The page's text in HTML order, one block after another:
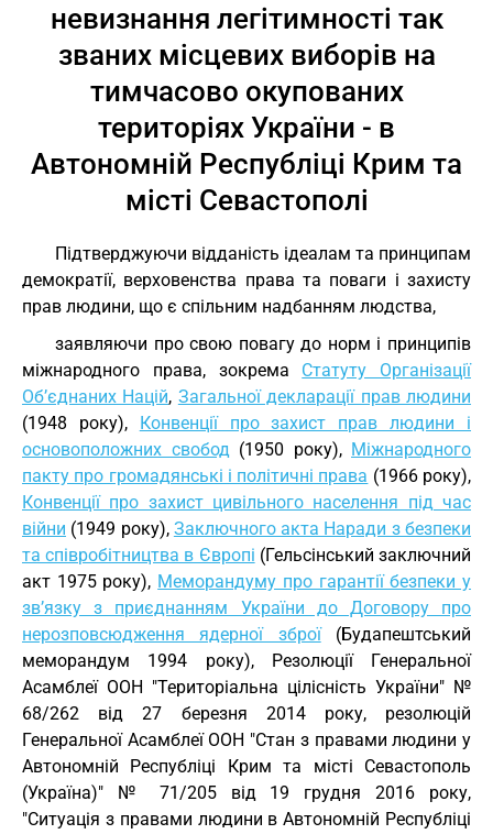
невизнання легітимності так
званих місцевих виборів на
тимчасово окупованих
територіях України - в
Автономній Республіці Крим та
місті Севастополі
Підтверджуючи відданість ідеалам та принципам
демократії, верховенства права та поваги і захисту
прав людини, що є спільним надбанням людства,
заявляючи про свою повагу до норм і принципів
міжнародного права, зокрема Статуту Організації
Об’єднаних Націй, Загальної декларації прав людини
(1948 року), Конвенції про захист прав людини і
основоположних свобод(1950 року), Міжнародного
пакту про громадянські і політичні права (1966 року),
Конвенції про захист цивільного населення під час
війни (1949 року), Заключного акта Наради з безпеки
та співробітництва в Європі (Гельсінський заключний
акт 1975 року), Меморандуму про гарантії безпеки у
зв’язку з приєднанням України до Договору про
нерозповсюдження ядерної зброї(Будапештський
меморандум 1994 року), Резолюції Генеральної
Асамблеї ООН "Територіальна цілісність України" №
68/262 від 27 березня 2014 року, резолюцій
Генеральної Асамблеї ООН "Стан з правами людини у
Автономній Республіці Крим та місті Севастополь
(Україна)" № 71/205 від 19 грудня 2016 року,
"Ситуація з правами людини в Автономній Республіці